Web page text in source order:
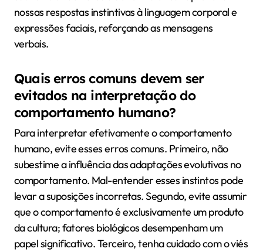
nossas respostas instintivas à linguagem corporal e
expressões faciais, reforçando as mensagens
verbais.
Quais erros comuns devem ser
evitados na interpretação do
comportamento humano?
Para interpretar efetivamente o comportamento
humano, evite esses erros comuns. Primeiro, não
subestime a influência das adaptações evolutivas no
comportamento. Mal-entender esses instintos pode
levar a suposições incorretas. Segundo, evite assumir
que o comportamento é exclusivamente um produto
da cultura; fatores biológicos desempenham um
papel significativo. Terceiro, tenha cuidado com o viés